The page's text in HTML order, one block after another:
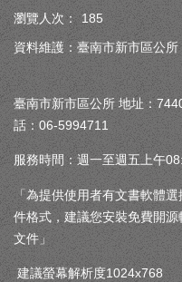
瀏覽人次：
185
資料維護：臺南市新市區公所
臺南市新市區公所 地址：
話：06-5994711
服務時間：週一至週五上午
「為提供使用者有文書軟體
件格式，建議您安裝免費開
文件」
建議螢幕解析度1024x768